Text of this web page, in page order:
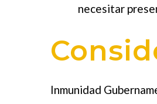
necesitar
Inmunidad